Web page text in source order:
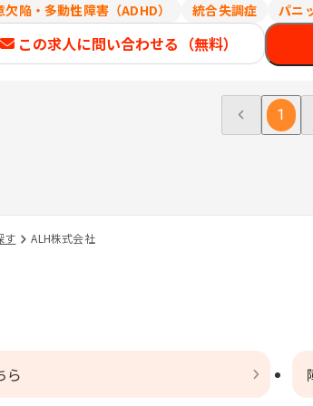
欠陥・多動性障害（ADHD） 統合失調症 パニ
この求人に問い合わせる（無料）
1
す ALH株式会社
ら